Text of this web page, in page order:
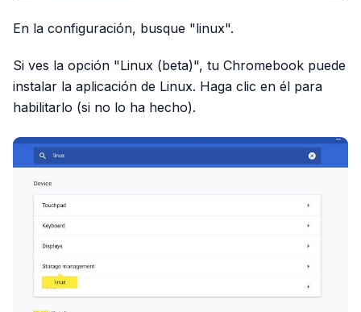
En la configuración, busque "linux".
Si ves la opción "Linux (beta)", tu Chromebook puede
instalar la aplicación de Linux. Haga clic en él para
habilitarlo (si no lo ha hecho).